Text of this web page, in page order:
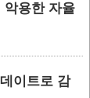
악용한 자율
이트로 감